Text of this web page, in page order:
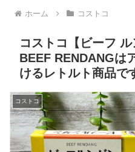
ホーム コストコ
コストコ【ビーフ
BEEF RENDANGは
けるレトルト商品で
コストコ